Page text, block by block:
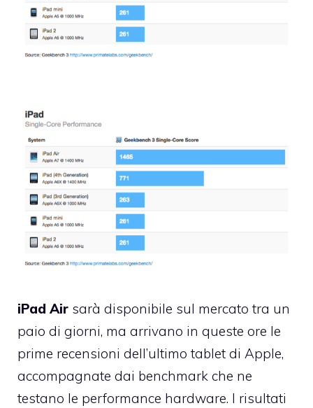
iPad Air sarà disponibile sul mercato tra un
paio di giorni, ma arrivano in queste ore le
prime recensioni dell’ultimo tablet di Apple,
accompagnate dai benchmark che ne
testano le performance hardware. I risultati